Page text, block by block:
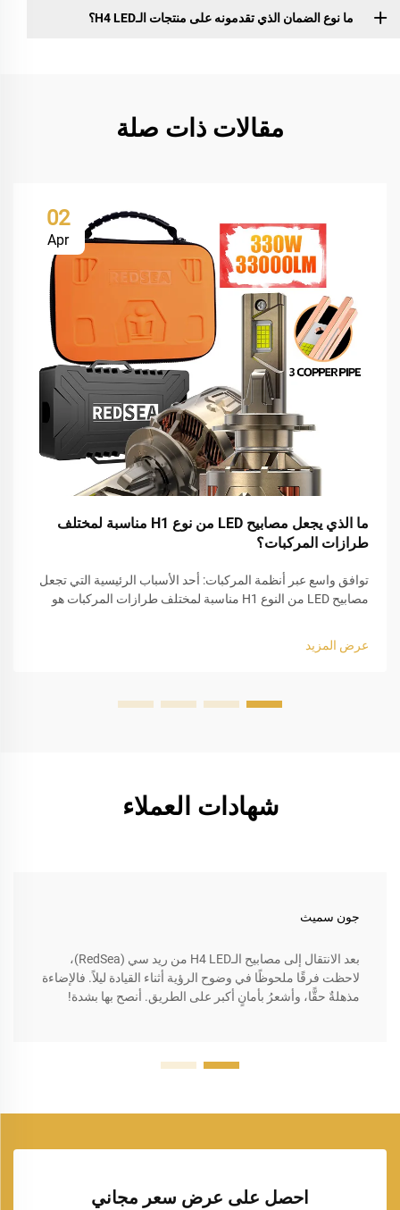
ما نوع الضمان الذي تقدمونه على منتجات الـH4 LED؟
مقالات ذات صلة
02
Apr
ما الذي يجعل مصابيح LED من نوع H1 مناسبة لمختلف
طرازات المركبات؟
توافق واسع عبر أنظمة المركبات: أحد الأسباب الرئيسية التي تجعل
مصابيح LED من النوع H1 مناسبة لمختلف طرازات المركبات هو
المنخفضة وإضاءة الحزمة العالية...
عرض المزيد
شهادات العملاء
جون سميث
بعد الانتقال إلى مصابيح الـH4 LED من ريد سي (RedSea)،
لاحظت فرقًا ملحوظًا في وضوح الرؤية أثناء القيادة ليلاً. فالإضاءة
مذهلةٌ حقًّا، وأشعرُ بأمانٍ أكبر على الطريق. أنصح بها بشدة!
احصل على عرض سعر مجاني